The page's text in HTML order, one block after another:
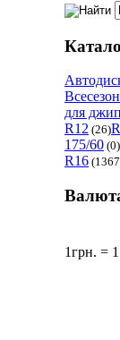
для
R12 (26)
175/60 (0)
R16
1грн. =